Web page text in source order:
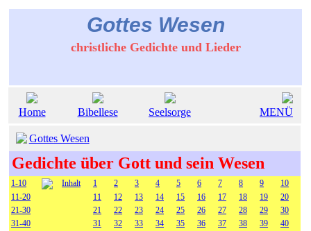
Gottes Wesen
christliche Gedichte und Lieder
Home Bibellese Seelsorge MENÜ
Gottes Wesen
Gedichte über Gott und sein Wesen
1-10 Inhalt 1 2 3 4 5 6 7 8 9
10
11-20
11 12 13 14 15 16 17 18 19
20
21-30
21 22 23 24 25 26 27 28 29
30
31-40
31 32 33 34 35 36 37 38 39
40